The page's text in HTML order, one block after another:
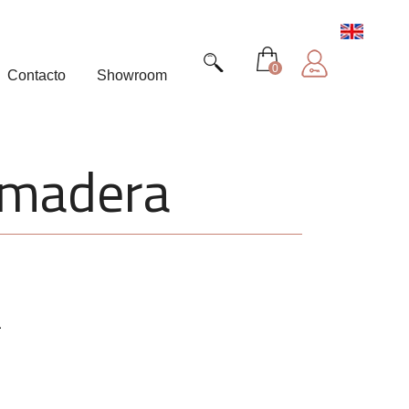
Contacto Showroom 0